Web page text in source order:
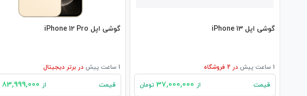
گوشی اپل iPhone 13
1 ساعت پیش در فروشگاه
قیمت از تومان
گوشی اپل iPhone 12 Pro
1 ساعت پیش در برتر دیجیتال
قیمت از